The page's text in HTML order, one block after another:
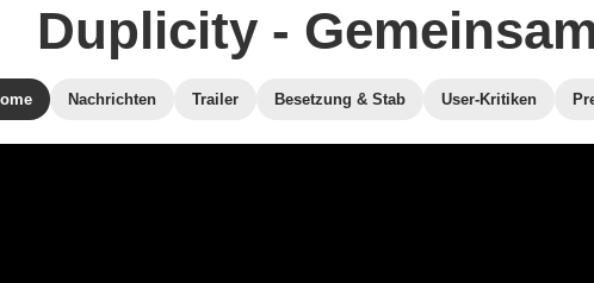
Duplicity -
Nachrichten Trailer Besetzung & Stab User-Kritiken